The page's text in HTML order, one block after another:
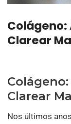
Colágeno:
Clarear
Clarear
Nos últimos